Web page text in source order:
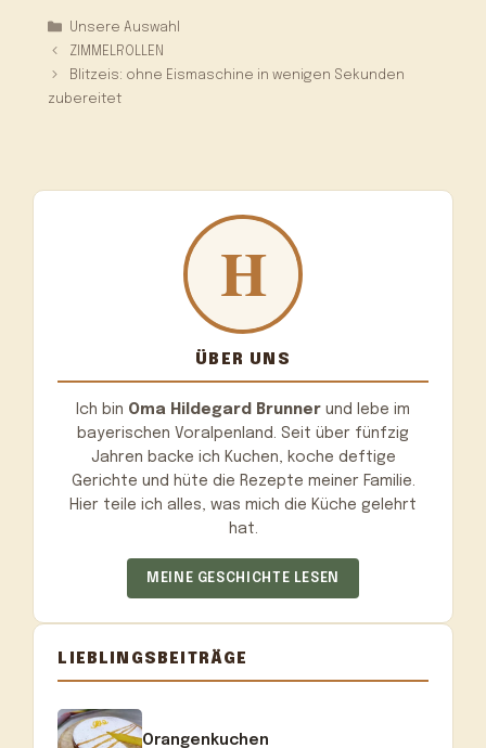
Kategorien
Unsere Auswahl
ZIMMELROLLEN
Blitzeis: ohne Eismaschine in wenigen Sekunden
zubereitet
ÜBER UNS
Ich bin Oma Hildegard Brunner und lebe im
bayerischen Voralpenland. Seit über fünfzig
Jahren backe ich Kuchen, koche deftige
Gerichte und hüte die Rezepte meiner Familie.
Hier teile ich alles, was mich die Küche gelehrt
hat.
MEINE GESCHICHTE LESEN
LIEBLINGSBEITRÄGE
Orangenkuchen